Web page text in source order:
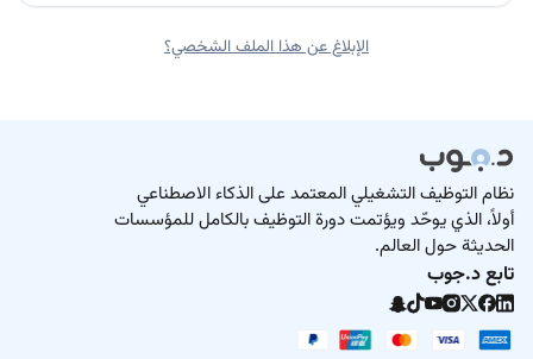
الإبلاغ عن هذا الملف الشخصي؟
نظام التوظيف التشغيلي المعتمد على الذكاء الاصطناعي
أولاً، الذي يوحّد ويؤتمت دورة التوظيف بالكامل للمؤسسات
الحديثة حول العالم.
تابع د.جوب